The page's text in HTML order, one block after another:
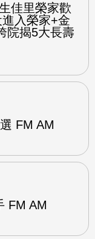
佳里榮家歡
入榮家+金
院揭5大長壽
FM AM
FM AM